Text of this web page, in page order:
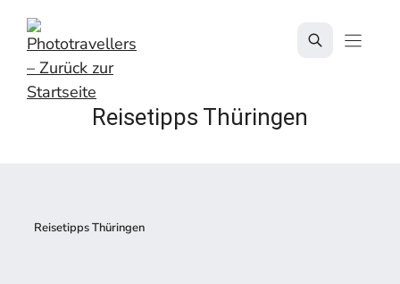
Inhalt
springen
Reisetipps Thüringen
Reisetipps Thüringen